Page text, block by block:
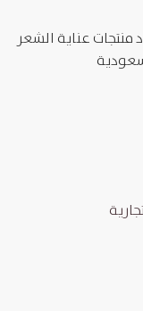
منتجات عناية الشعر